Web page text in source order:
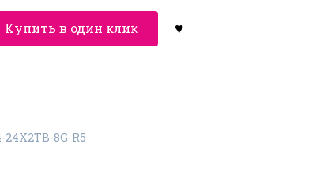
Купить в один клик
8G-R5